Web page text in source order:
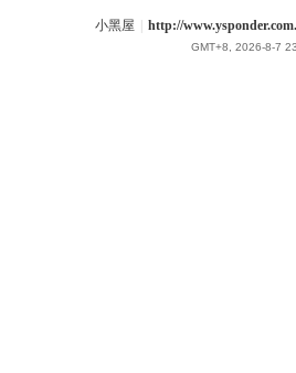
小黑屋 http://
GMT+8, 2026-8-7